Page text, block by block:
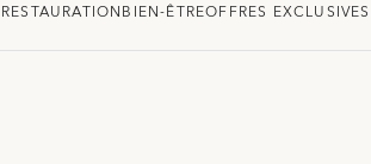
RESTAURATIONBIEN-ÊTREOFFRES EXCLUSIVES